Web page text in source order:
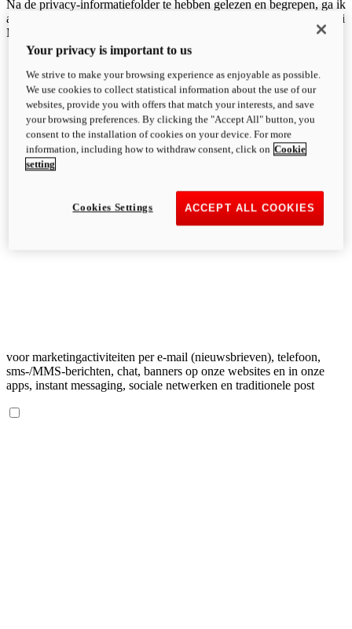
Na de privacy-informatiefolder te hebben gelezen en begrepen, ga ik
akkoord met de verwerking van mijn persoonsgegevens door Ducati
Motor Holding S.p.A.:
voor marketingactiviteiten per e-mail (nieuwsbrieven), telefoon,
sms-/MMS-berichten, chat, banners op onze websites en in onze
apps, instant messaging, sociale netwerken en traditionele post
Your privacy is important to us
We strive to make your browsing experience as enjoyable as possible.
We use cookies to collect statistical information about the use of our
websites, provide you with offers that match your interests, and save
your browsing preferences. By clicking the "Accept All" button, you
consent to the installation of cookies on your device. For more
information, including how to withdraw consent, click on Cookie
setting
ACCEPT ALL COOKIES
Cookies Settings